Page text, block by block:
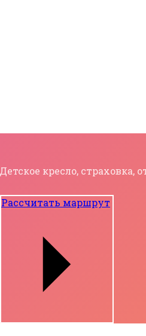
кресло, страховка,
Рассчитать маршрут